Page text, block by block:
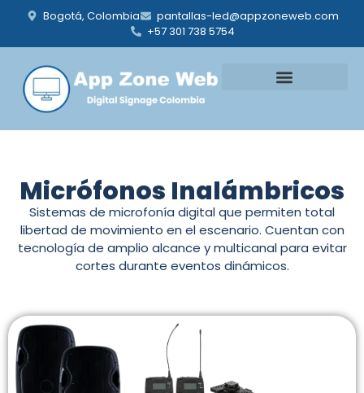
Bogotá, Colombia
pantallas-led@appzoneweb.com
+57 301 738 5754
Micrófonos Inalámbricos
Sistemas de microfonía digital que permiten total
libertad de movimiento en el escenario. Cuentan con
tecnología de amplio alcance y multicanal para evitar
cortes durante eventos dinámicos.